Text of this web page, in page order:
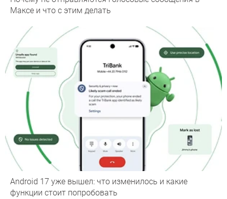
Максе и что с этим делать
Android 17 уже вышел: что изменилось и какие
функции стоит попробовать